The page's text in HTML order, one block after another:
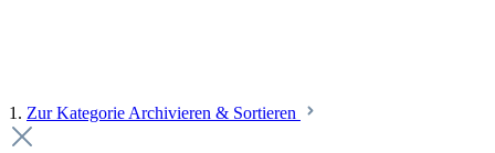
1. Zur Kategorie Archivieren & Sortieren